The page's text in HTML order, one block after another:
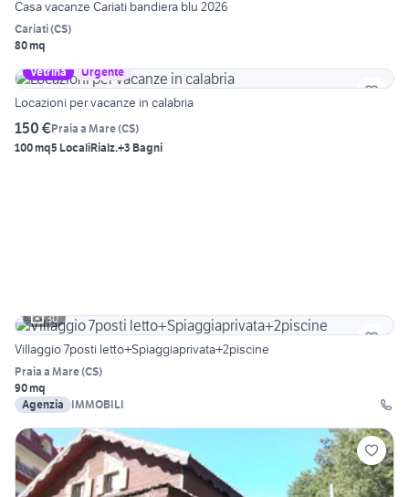
Casa vacanze Cariati bandiera blu 2026
Cariati(CS)
80 mq
Vetrina
Urgente
Locazioni per vacanze in calabria
150 €Praia a Mare(CS)
100 mq5 LocaliRialz.+3 Bagni
30
Villaggio 7posti letto+Spiaggiaprivata+2piscine
Praia a Mare(CS)
90 mq
Agenzia
IMMOBILI